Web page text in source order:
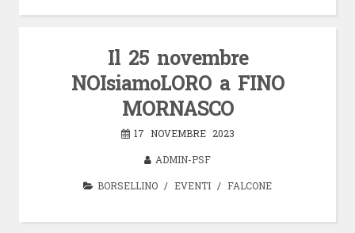
Il 25 novembre
NOIsiamoLORO a FINO
MORNASCO
17 NOVEMBRE 2023
ADMIN-PSF
BORSELLINO / EVENTI / FALCONE